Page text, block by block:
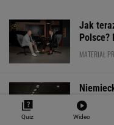
Jak
Polsce?
MATERIAŁ
Quiz Wideo